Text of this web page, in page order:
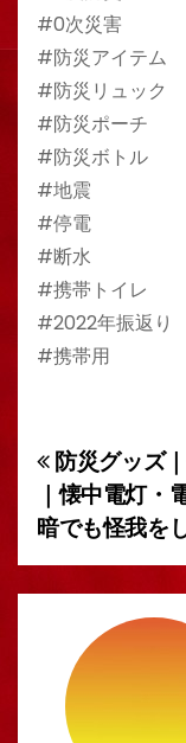
#0次災害
#防災アイテム
#防災リュック
#防災ポーチ
#防災ボトル
#地震
#停電
#断水
#携帯トイレ
#2022年振返り
#携帯用
投
稿
ナ
ゲ
ー
防災グッズ
｜懐中電灯・
暗でも怪我を